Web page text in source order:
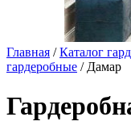
Главная /Каталог
гардеробные / Дамар